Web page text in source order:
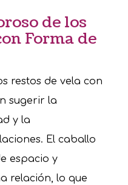
de los
Forma de
restos de vela con
sugerir la
y la
El caballo
espacio y
relación, lo que